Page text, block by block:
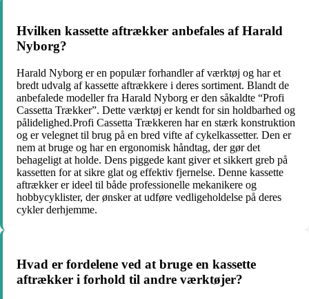
Hvilken kassette aftrækker anbefales af Harald
Nyborg?
Harald Nyborg er en populær forhandler af værktøj og har et
bredt udvalg af kassette aftrækkere i deres sortiment. Blandt de
anbefalede modeller fra Harald Nyborg er den såkaldte “Profi
Cassetta Trækker”. Dette værktøj er kendt for sin holdbarhed og
pålidelighed.Profi Cassetta Trækkeren har en stærk konstruktion
og er velegnet til brug på en bred vifte af cykelkassetter. Den er
nem at bruge og har en ergonomisk håndtag, der gør det
behageligt at holde. Dens piggede kant giver et sikkert greb på
kassetten for at sikre glat og effektiv fjernelse. Denne kassette
aftrækker er ideel til både professionelle mekanikere og
hobbycyklister, der ønsker at udføre vedligeholdelse på deres
cykler derhjemme.
Hvad er fordelene ved at bruge en kassette
aftrækker i forhold til andre værktøjer?